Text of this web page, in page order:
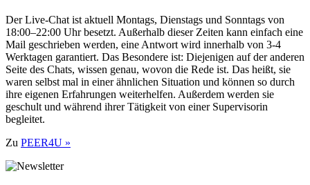
Der Live-Chat ist aktuell Montags, Dienstags und Sonntags von
18:00–22:00 Uhr besetzt. Außerhalb dieser Zeiten kann einfach eine
Mail geschrieben werden, eine Antwort wird innerhalb von 3-4
Werktagen garantiert. Das Besondere ist: Diejenigen auf der anderen
Seite des Chats, wissen genau, wovon die Rede ist. Das heißt, sie
waren selbst mal in einer ähnlichen Situation und können so durch
ihre eigenen Erfahrungen weiterhelfen. Außerdem werden sie
geschult und während ihrer Tätigkeit von einer Supervisorin
begleitet.
Zu PEER4U »